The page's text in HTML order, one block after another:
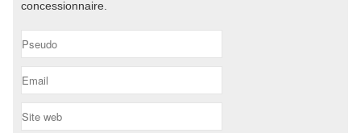
concessionnaire.